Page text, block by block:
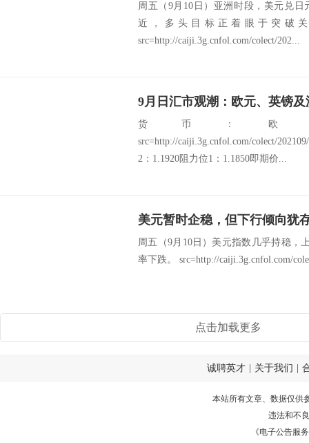
周五（9月10日）亚洲时段，美元兑
近，多头目标正着眼于突破关
src=http://caiji.3g.cnfol.com/colect/202...
9月日汇市观潮：欧元、英镑
货币：
src=http://caiji.3g.cnfol.com/colect/
2：1.1920阻力位1：1.1850即期价...
美元暂时企稳，但下行倾向犹
周五（9月10日）美元指数几乎持稳，
率下跌。 src=http://caiji.3g.cnfol.com/
点击加载更多
诚聘英才 关于我们
本站所有文章、数据仅供
违法和不
《电子公告服务